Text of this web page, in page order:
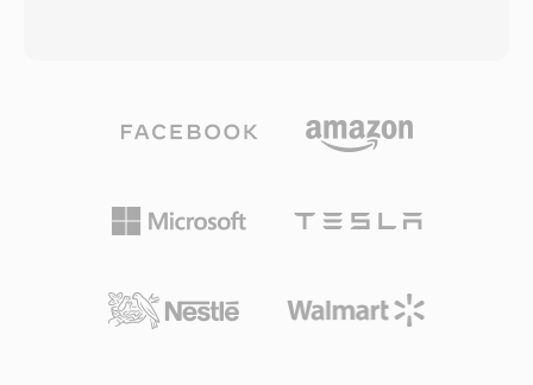
ซอร์สอื่นๆ VQF เป็นกรณีศึกษาที่น่าสนใจใน
ประวัติศาสตร์โคเดก — มีความทะเยอทะยานทาง
MP3 และการเติบโตของ AAC ในเวลาต่อมา
เนื่องและการค้นหาตำแหน่งแบบ granule ข้อดี
ร่วมกัน — แอปพลิเคชันที่พบนามสกุล .oga
สามารถปรับแต่งสำหรับการเล่นเฉพาะเสียงโดยไม่
หน่วยความจำน้อยลง เนื่องจากคอนเทนเนอร์ Ogg